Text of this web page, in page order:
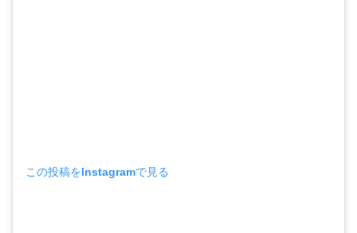
この投稿をInstagramで見る